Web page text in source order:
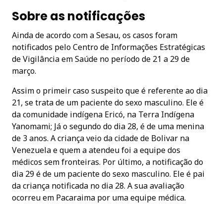
Sobre as notificações
Ainda de acordo com a Sesau, os casos foram
notificados pelo Centro de Informações Estratégicas
de Vigilância em Saúde no período de 21 a 29 de
março.
Assim o primeir caso suspeito que é referente ao dia
21, se trata de um paciente do sexo masculino. Ele é
da comunidade indígena Ericó, na Terra Indígena
Yanomami; Já o segundo do dia 28, é de uma menina
de 3 anos. A criança veio da cidade de Bolivar na
Venezuela e quem a atendeu foi a equipe dos
médicos sem fronteiras. Por último, a notificação do
dia 29 é de um paciente do sexo masculino. Ele é pai
da criança notificada no dia 28. A sua avaliação
ocorreu em Pacaraima por uma equipe médica.